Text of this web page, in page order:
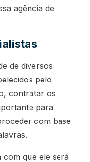
agência de
de diversos
pelo
contratar os
para
com base
que ele será